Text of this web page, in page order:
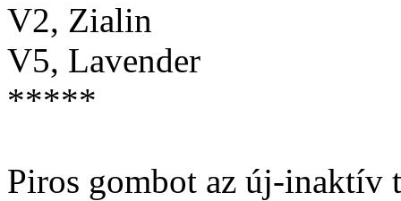
V2, Zialin
V5, Lavender
*****
Piros gombot az új-inaktív